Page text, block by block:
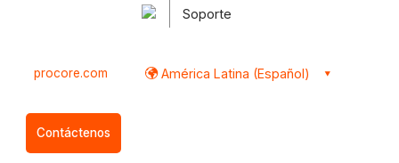
Soporte
procore.com América Latina (Español)
Contáctenos